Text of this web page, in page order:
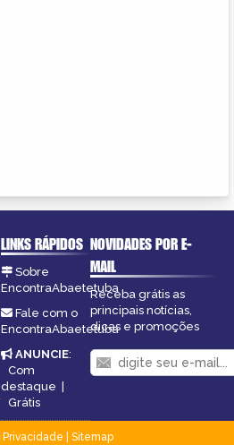
LINKS RÁPIDOS
Sobre
EncontraAbaetetuba
Fale com o
EncontraAbaetetuba
ANUNCIE:
Com
destaque |
Grátis
NOVIDADES POR E-
MAIL
Receba grátis as
principais notícias,
dicas e promoções
Privacidade
Sitemap